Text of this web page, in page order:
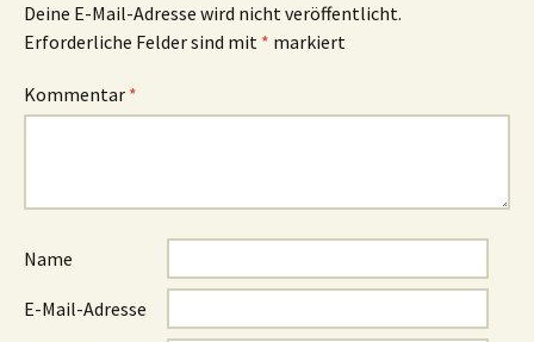
Deine E-Mail-Adresse wird nicht veröffentlicht.
Erforderliche Felder sind mit * markiert
Kommentar *
Name
E-Mail-Adresse